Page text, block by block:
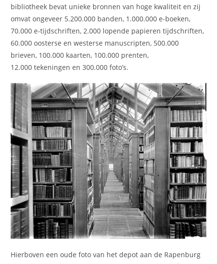
bibliotheek bevat unieke bronnen van hoge kwaliteit en zij
omvat ongeveer 5.200.000 banden, 1.000.000 e-boeken,
70.000 e-tijdschriften, 2.000 lopende papieren tijdschriften,
60.000 oosterse en westerse manuscripten, 500.000
brieven, 100.000 kaarten, 100.000 prenten,
12.000 tekeningen en 300.000 foto’s.
Hierboven een oude foto van het depot aan de Rapenburg